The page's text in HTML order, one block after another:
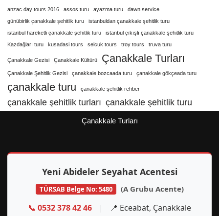
anzac day tours 2016 assos turu ayazma turu
dawn service
günübirlik çanakkale şehitlik turu
istanbuldan çanakkale şehitlik turu
istanbul hareketli çanakkale şehitlik turu
istanbul çıkışlı çanakkale şehitlik turu
Kazdağları turu
kusadasi tours selcuk tours troy tours truva turu
Çanakkale Gezisi Çanakkale Kültürü Çanakkale Turları
Çanakkale Şehitlik Gezisi çanakkale bozcaada turu çanakkale gökçeada turu
çanakkale turu çanakkale şehitlik rehber
çanakkale şehitlik turları çanakkale şehitlik turu
Çanakkale Turları
Yeni Abideler Seyahat Acentesi
TÜRSAB Belge No: 5480 (A Grubu Acente)
📞 0532 378 42 46 | 📍 Eceabat, Çanakkale